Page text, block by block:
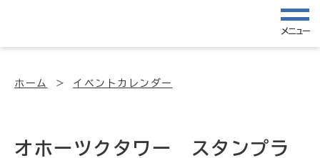
メニュー
ホーム イベントカレンダー
オホーツクタワー スタンプラ